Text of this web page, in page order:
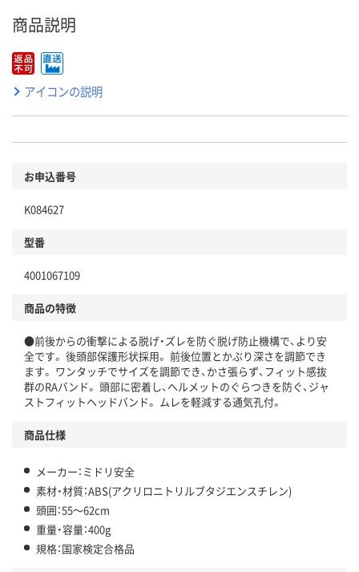
商品説明
アイコンの説明
お申込番号
K084627
型番
4001067109
商品の特徴
●前後からの衝撃による脱げ・ズレを防ぐ脱げ防止機構で、より安
全です。 後頭部保護形状採用。 前後位置とかぶり深さを調節でき
ます。 ワンタッチでサイズを調節でき、かさ張らず、フィット感抜
群のRAバンド。 頭部に密着し、ヘルメットのぐらつきを防ぐ、ジャ
ストフィットヘッドバンド。 ムレを軽減する通気孔付。
商品仕様
メーカー：ミドリ安全
素材・材質：ABS(アクリロニトリルブタジエンスチレン)
頭囲：55～62cm
重量・容量：400g
規格：国家検定合格品